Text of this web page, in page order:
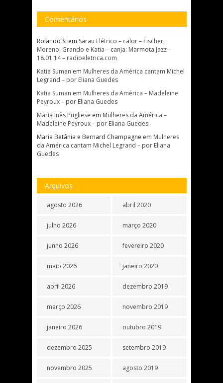
Comentários
Rolando S. em Sarau Elétrico – calor – Fischer,
Moreno, Grando e Katia – canja: Marmota Jazz –
18.01.14 – radioeletrica.com
Katia Suman em Mulheres da América cantam Michel
Legrand – por Eliana Guedes
Katia Suman em Mulheres da América – Madeleine
Peyroux – por Eliana Guedes
Maria Inês Pugliese em Mulheres da América –
Madeleine Peyroux – por Eliana Guedes
Maria Betânia e Bernard Champagne em Mulheres
da América cantam Michel Legrand – por Eliana
Guedes
Arquivos
agosto 2026
julho 2026
junho 2026
maio 2026
abril 2026
março 2026
janeiro 2026
dezembro 2025
novembro 2025
abril 2020
março 2020
fevereiro 2020
janeiro 2020
dezembro 2019
novembro 2019
outubro 2019
setembro 2019
agosto 2019